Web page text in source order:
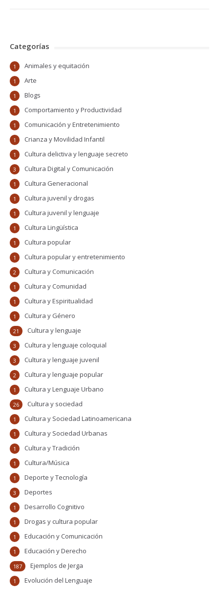
Categorías
Animales y equitación
1
Arte
1
Blogs
1
Comportamiento y Productividad
1
Comunicación y Entretenimiento
1
Crianza y Movilidad Infantil
1
Cultura delictiva y lenguaje secreto
1
Cultura Digital y Comunicación
3
Cultura Generacional
1
Cultura juvenil y drogas
1
Cultura juvenil y lenguaje
1
Cultura Lingüística
1
Cultura popular
1
Cultura popular y entretenimiento
1
Cultura y Comunicación
2
Cultura y Comunidad
1
Cultura y Espiritualidad
1
Cultura y Género
1
Cultura y lenguaje
21
Cultura y lenguaje coloquial
3
Cultura y lenguaje juvenil
3
Cultura y lenguaje popular
2
Cultura y Lenguaje Urbano
1
Cultura y sociedad
26
Cultura y Sociedad Latinoamericana
1
Cultura y Sociedad Urbanas
1
Cultura y Tradición
1
Cultura/Música
1
Deporte y Tecnología
1
Deportes
3
Desarrollo Cognitivo
1
Drogas y cultura popular
1
Educación y Comunicación
1
Educación y Derecho
1
Ejemplos de Jerga
187
Evolución del Lenguaje
1